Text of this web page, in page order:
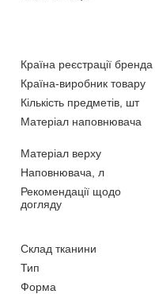
Країна реєстрації бренда
Країна-виробник товару
Кількість предметів, шт
Матеріал наповнювача
Матеріал верху
Наповнювача, л
Рекомендації щодо
догляду
Склад тканини
Тип
Форма